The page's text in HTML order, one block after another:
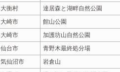
大衡村 達居森と湖畔自然公園
大崎市 館山公園
大崎市 加護坊山自然公園
仙台市 青野木最終処分場
気仙沼市 岩倉山